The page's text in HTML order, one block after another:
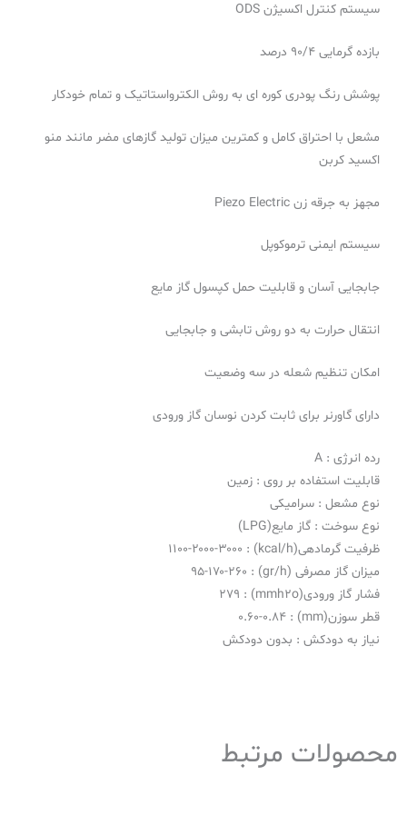
سیستم کنترل اکسیژن ODS
بازده گرمایی ۹۰/۴ درصد
پوشش رنگ پودری کوره ای به روش الکترواستاتیک و تمام خودکار
مشعل با احتراق کامل و کمترین میزان تولید گازهای مضر مانند منو
اکسید کربن
مجهز به جرقه زن Piezo Electric
سیستم ایمنی ترموکوپل
جابجایی آسان و قابلیت حمل کپسول گاز مایع
انتقال حرارت به دو روش تابشی و جابجایی
امکان تنظیم شعله در سه وضعیت
دارای گاورنر برای ثابت کردن نوسان گاز ورودی
رده انرژی : A
قابلیت استفاده بر روی : زمین
نوع مشعل : سرامیکی
نوع سوخت : گاز مایع(LPG)
ظرفیت گرمادهی(kcal/h) : ۱۱۰۰-۲۰۰۰-۳۰۰۰
میزان گاز مصرفی (gr/h) : ۹۵-۱۷۰-۲۶۰
فشار گاز ورودی(mmh۲o) : ۲۷۹
قطر سوزن(mm) : ۰.۶۰-۰.۸۴
نیاز به دودکش : بدون دودکش
محصولات مرتبط